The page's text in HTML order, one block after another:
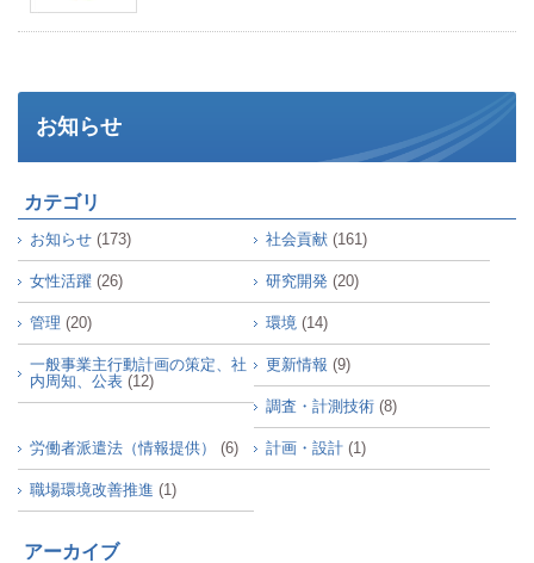
お知らせ
カテゴリ
お知らせ (173) 社会貢献 (161)
女性活躍 (26) 研究開発 (20)
管理 (20) 環境 (14)
一般事業主行動計画の策定、社
内周知、公表 (12)
更新情報 (9)
調査・計測技術 (8)
労働者派遣法（情報提供） (6) 計画・設計 (1)
職場環境改善推進 (1)
アーカイブ